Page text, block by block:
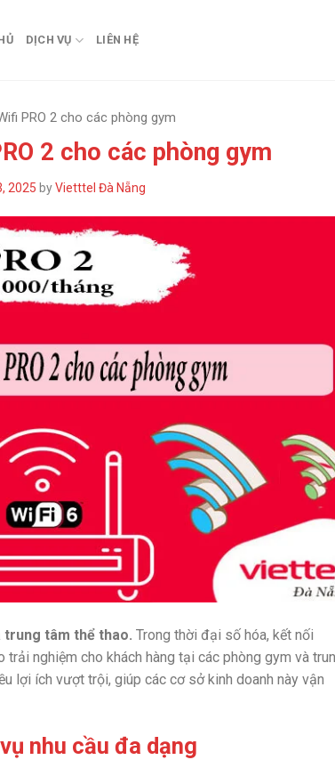
DỊCH VỤ LIÊN HỆ
PRO 2 cho các phòng gym
2 cho các phòng gym
2025 byVietttel Đà Nẵng
trung tâm thể thao. Trong thời đại số hóa, kết nối
nghiệm cho khách hàng tại các phòng gym và
lợi ích vượt trội, giúp các cơ sở kinh doanh này vận
nhu cầu đa dạng